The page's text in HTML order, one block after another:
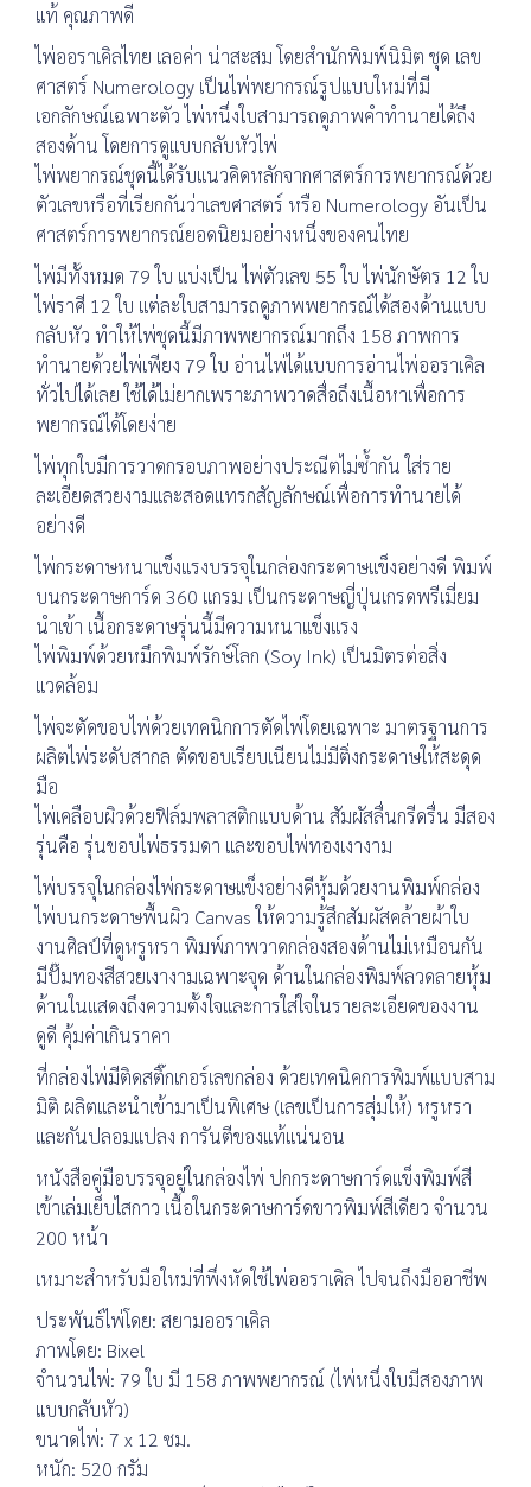
แท้ คุณภาพดี
ไพ่ออราเคิลไทย เลอค่า น่าสะสม โดยสำนักพิมพ์นิมิต ชุด เลข
ศาสตร์ Numerology เป็นไพ่พยากรณ์รูปแบบใหม่ที่มี
เอกลักษณ์เฉพาะตัว ไพ่หนึ่งใบสามารถดูภาพคำทำนายได้ถึง
สองด้าน โดยการดูแบบกลับหัวไพ่
ไพ่พยากรณ์ชุดนี้ได้รับแนวคิดหลักจากศาสตร์การพยากรณ์ด้วย
ตัวเลขหรือที่เรียกกันว่าเลขศาสตร์ หรือ Numerology อันเป็น
ศาสตร์การพยากรณ์ยอดนิยมอย่างหนึ่งของคนไทย
ไพ่มีทั้งหมด 79 ใบ แบ่งเป็น ไพ่ตัวเลข 55 ใบ ไพ่นักษัตร 12 ใบ
ไพ่ราศี 12 ใบ แต่ละใบสามารถดูภาพพยากรณ์ได้สองด้านแบบ
กลับหัว ทำให้ไพ่ชุดนี้มีภาพพยากรณ์มากถึง 158 ภาพการ
ทำนายด้วยไพ่เพียง 79 ใบ อ่านไพ่ได้แบบการอ่านไพ่ออราเคิล
ทั่วไปได้เลย ใช้ได้ไม่ยากเพราะภาพวาดสื่อถึงเนื้อหาเพื่อการ
พยากรณ์ได้โดยง่าย
ไพ่ทุกใบมีการวาดกรอบภาพอย่างประณีตไม่ซ้ำกัน ใส่ราย
ละเอียดสวยงามและสอดแทรกสัญลักษณ์เพื่อการทำนายได้
อย่างดี
ไพ่กระดาษหนาแข็งแรงบรรจุในกล่องกระดาษแข็งอย่างดี พิมพ์
บนกระดาษการ์ด 360 แกรม เป็นกระดาษญี่ปุ่นเกรดพรีเมี่ยม
นำเข้า เนื้อกระดาษรุ่นนี้มีความหนาแข็งแรง
ไพ่พิมพ์ด้วยหมึกพิมพ์รักษ์โลก (Soy Ink) เป็นมิตรต่อสิ่ง
แวดล้อม
ไพ่จะตัดขอบไพ่ด้วยเทคนิกการตัดไพ่โดยเฉพาะ มาตรฐานการ
ผลิตไพ่ระดับสากล ตัดขอบเรียบเนียนไม่มีติ่งกระดาษให้สะดุด
มือ
ไพ่เคลือบผิวด้วยฟิล์มพลาสติกแบบด้าน สัมผัสลื่นกรีดรื่น มีสอง
รุ่นคือ รุ่นขอบไพ่ธรรมดา และขอบไพ่ทองเงางาม
ไพ่บรรจุในกล่องไพ่กระดาษแข็งอย่างดีหุ้มด้วยงานพิมพ์กล่อง
ไพ่บนกระดาษพื้นผิว Canvas ให้ความรู้สึกสัมผัสคล้ายผ้าใบ
งานศิลป์ที่ดูหรูหรา พิมพ์ภาพวาดกล่องสองด้านไม่เหมือนกัน
มีปั๊มทองสีสวยเงางามเฉพาะจุด ด้านในกล่องพิมพ์ลวดลายหุ้ม
ด้านในแสดงถึงความตั้งใจและการใส่ใจในรายละเอียดของงาน
ดูดี คุ้มค่าเกินราคา
ที่กล่องไพ่มีติดสติ๊กเกอร์เลขกล่อง ด้วยเทคนิคการพิมพ์แบบสาม
มิติ ผลิตและนำเข้ามาเป็นพิเศษ (เลขเป็นการสุ่มให้) หรูหรา
และกันปลอมแปลง การันตีของแท้แน่นอน
หนังสือคู่มือบรรจุอยู่ในกล่องไพ่ ปกกระดาษการ์ดแข็งพิมพ์สี
เข้าเล่มเย็บไสกาว เนื้อในกระดาษการ์ดขาวพิมพ์สีเดียว จำนวน
200 หน้า
เหมาะสำหรับมือใหม่ที่พึ่งหัดใช้ไพ่ออราเคิล ไปจนถึงมืออาชีพ
ประพันธ์ไพ่โดย: สยามออราเคิล
ภาพโดย: Bixel
จำนวนไพ่: 79 ใบ มี 158 ภาพพยากรณ์ (ไพ่หนึ่งใบมีสองภาพ
แบบกลับหัว)
ขนาดไพ่: 7 x 12 ซม.
หนัก: 520 กรัม